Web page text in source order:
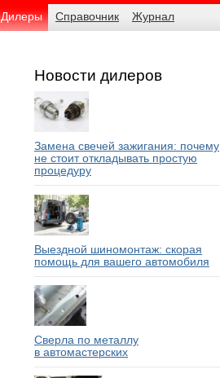
Дилеры Справочник Журнал
Новости дилеров
Замена свечей зажигания: почему
не стоит откладывать простую
процедуру
Выездной шиномонтаж: скорая
помощь для вашего автомобиля
Сверла по металлу
в автомастерских